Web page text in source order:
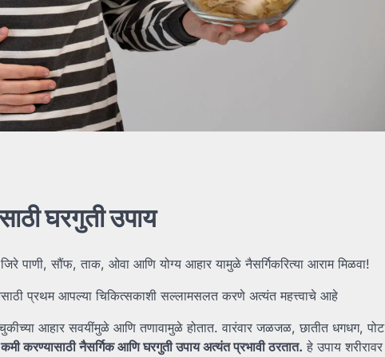
घरगुतीउपाय
पाणी, सौंफ, ताक, ओवा आणि योग्य आहार यामुळे नैसर्गिकरित्या आराम मिळवा!
प्रथम आपल्या चिकित्सकाशी सल्लामसलत करणे अत्यंत महत्त्वाचे आहे
आहार सवयींमुळे आणि तणावामुळे होतात. वारंवार जळजळ, छातीत धगधग, पोट
कमीकरण्यासाठीनैसर्गिकआणिघरगुतीउपायअत्यंतप्रभावीठरतात. हे उपाय शरीरावर